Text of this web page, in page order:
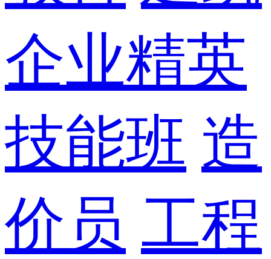
企业精英
技能班 造
价员 工程